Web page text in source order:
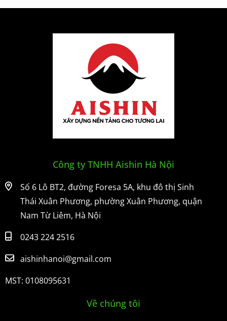
Công ty TNHH Aishin Hà Nội
Số 6 Lô BT2, đường Foresa 5A, khu đô thị Sinh
Thái Xuân Phương, phường Xuân Phương, quận
Nam Từ Liêm, Hà Nội
0243 224 2516
aishinhanoi@gmail.com
MST: 0108095631
Về chúng tôi